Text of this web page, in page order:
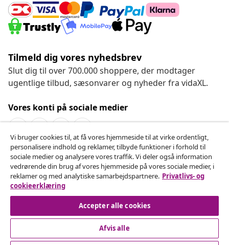
Tilmeld dig vores nyhedsbrev
Slut dig til over 700.000 shoppere, der modtager
ugentlige tilbud, sæsonvarer og nyheder fra vidaXL.
Vores konti på sociale medier
Fortryd køb
Indsend en anmodning om at fortryde din ordre.
Fortryd køb
Kundeservice
Vi bruger cookies til, at få vores hjemmeside til at virke ordentligt,
personalisere indhold og reklamer, tilbyde funktioner i forhold til
sociale medier og analysere vores traffik. Vi deler også information
vedrørende din brug af vores hjemmeside på vores sociale medier, i
reklamer og med analytiske samarbejdspartnere. Privatlivs- og
cookieerklæring
Accepter alle cookies
Afvis alle